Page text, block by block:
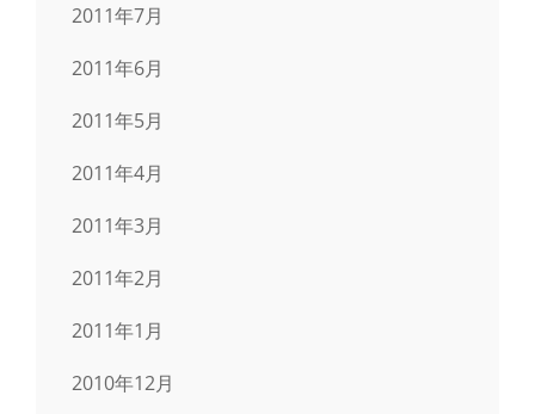
2011年7月
2011年6月
2011年5月
2011年4月
2011年3月
2011年2月
2011年1月
2010年12月